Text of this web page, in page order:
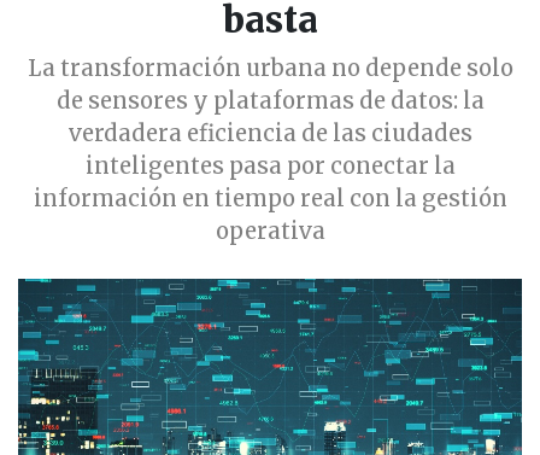
basta
La transformación urbana no depende solo
de sensores y plataformas de datos: la
verdadera eficiencia de las ciudades
inteligentes pasa por conectar la
información en tiempo real con la gestión
operativa